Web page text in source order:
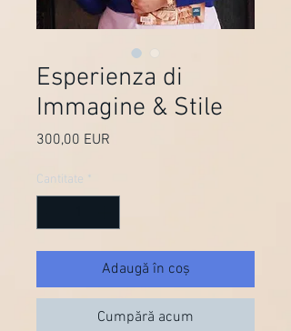
Esperienza di
Immagine & Stile
300,00 EUR
Cantitate *
Adaugă în coș
Cumpără acum